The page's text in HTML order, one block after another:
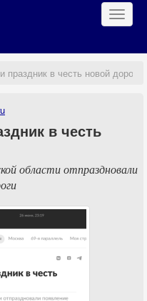
праздник в честь новой дороги
в честь
области отпраздновали